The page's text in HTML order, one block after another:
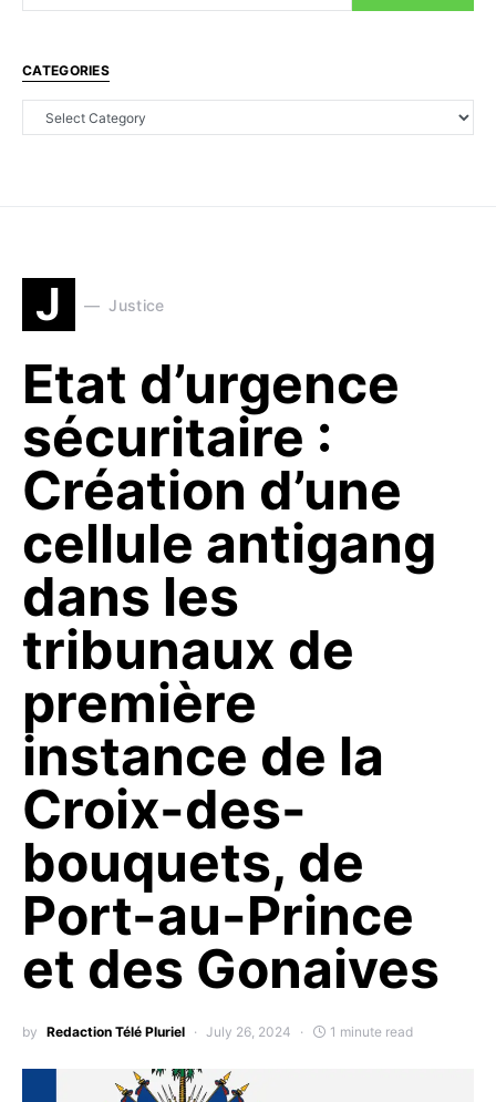
CATEGORIES
J Justice
Etat d’urgence
sécuritaire :
Création d’une
cellule antigang
dans les
tribunaux de
première
instance de la
Croix-des-
bouquets, de
Port-au-Prince
et des Gonaives
by Redaction Télé Pluriel July 26, 2024 1 minute read